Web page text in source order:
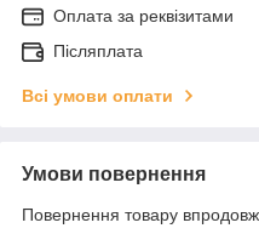
Оплата за реквізитами
Післяплата
Всі умови оплати
Умови повернення
Повернення товару